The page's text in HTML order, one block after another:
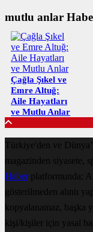
mutlu anlar
Çağla Şıkel ve
Emre Altuğ:
Aile Hayatları
ve Mutlu Anlar
Türkiye'den ve
magazinden siyasete,
Haberplatformunda;
gösterilmeden alıntı
kopyalanamaz, başka
kişi/kişiler için yasal